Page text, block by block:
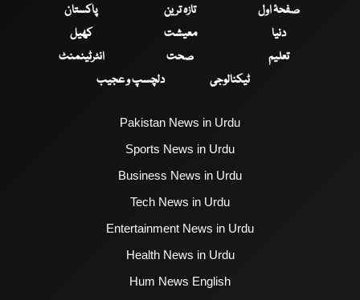
صفحۂ اول تازہ ترین
پاکستان
دنیا
معیشت
کھیل
تعلیم
صحت
انٹرٹینمنٹ
ٹیکنالوجی
دلچسپ و عجیب
Pakistan News in Urdu
Sports News in Urdu
Business News in Urdu
Tech News in Urdu
Entertainment News in Urdu
Health News in Urdu
Hum News English